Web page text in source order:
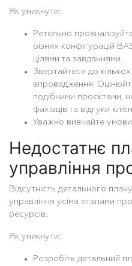
Як уникнути:
Ретельно
різних конфігурацій
цілями та завданнями.
Звертайтеся до
впровадження.
подібними проєктами,
фахівців та відгуки
Уважно вивчайте
Недостатнє
управління
Відсутність детального
управління усіма етапами
ресурсів.
Як уникнути:
Розробіть детальний